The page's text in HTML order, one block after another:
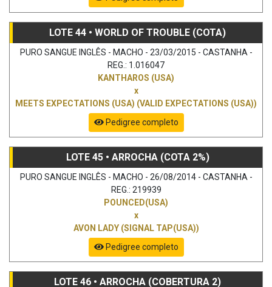
LOTE 44 • WORLD OF TROUBLE (COTA)
PURO SANGUE INGLÊS - MACHO - 23/03/2015 - CASTANHA -
REG.: 1.016047
KANTHAROS (USA)
x
MEETS EXPECTATIONS (USA) (VALID EXPECTATIONS (USA))
Pedigree completo
LOTE 45 • ARROCHA (COTA 2%)
PURO SANGUE INGLÊS - MACHO - 26/08/2014 - CASTANHA -
REG.: 219939
POUNCED(USA)
x
AVON LADY (SIGNAL TAP(USA))
Pedigree completo
LOTE 46 • ARROCHA (COBERTURA 2)